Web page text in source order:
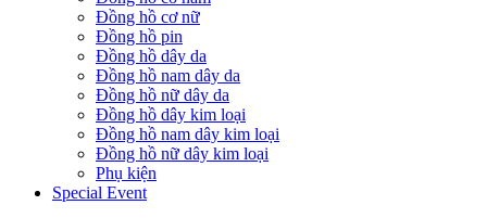
Đồng hồ cơ nữ
Đồng hồ pin
Đồng hồ dây da
Đồng hồ nam dây da
Đồng hồ nữ dây da
Đồng hồ dây kim loại
Đồng hồ nam dây kim loại
Đồng hồ nữ dây kim loại
Phụ kiện
Special Event